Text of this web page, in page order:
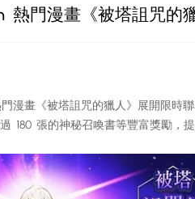
熱門漫畫《被塔詛咒的
漫畫《被塔詛咒的獵人》展開限時
張的神秘召喚書等豐富獎勵，